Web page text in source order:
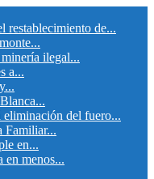
restablecimiento de...
ilegal...
a...
eliminación del fuero...
Familiar...
en...
en menos...